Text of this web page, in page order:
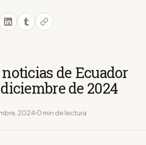
de Ecuador
de 2024
2024 0 min de lectura